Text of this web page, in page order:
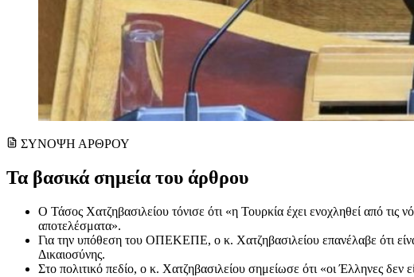
ΣΥΝΟΨΗ ΑΡΘΡΟΥ
Τα βασικά σημεία του άρθρου
Ο Τάσος Χατζηβασιλείου τόνισε ότι «η Τουρκία έχει ενοχληθεί από τις
αποτελέσματα».
Για την υπόθεση του ΟΠΕΚΕΠΕ, ο κ. Χατζηβασιλείου επανέλαβε ότι
Δικαιοσύνης.
Στο πολιτικό πεδίο, ο κ. Χατζηβασιλείου σημείωσε ότι «οι Έλληνες δεν